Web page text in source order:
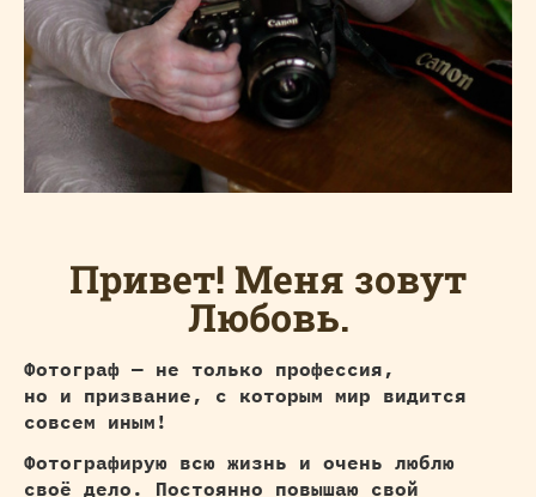
Привет! Меня зовут
Любовь.
Фотограф — не только профессия,
но и призвание, с которым мир видится
совсем иным!
Фотографирую всю жизнь и очень люблю
своё дело. Постоянно повышаю свой